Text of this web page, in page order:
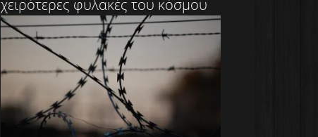
χειρότερες φυλακές του κόσμου